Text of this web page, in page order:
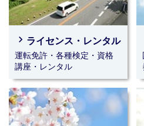
☆★☆国内旅行☆★☆
生協イチオシ旅行
2026年07月08日(水)｜千里山キャ
アイスクリームはQeat
プレミアムアイスも揃
2026年07月03日(金)～2026年09月
navigate_next ライセンス・レンタル
運転免許・各種検定・資格
講座・レンタル